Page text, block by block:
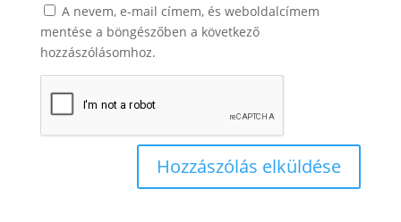
A nevem, e-mail címem, és weboldalcímem
mentése a böngészőben a következő
hozzászólásomhoz.